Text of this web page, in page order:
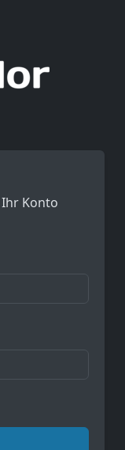
Konto